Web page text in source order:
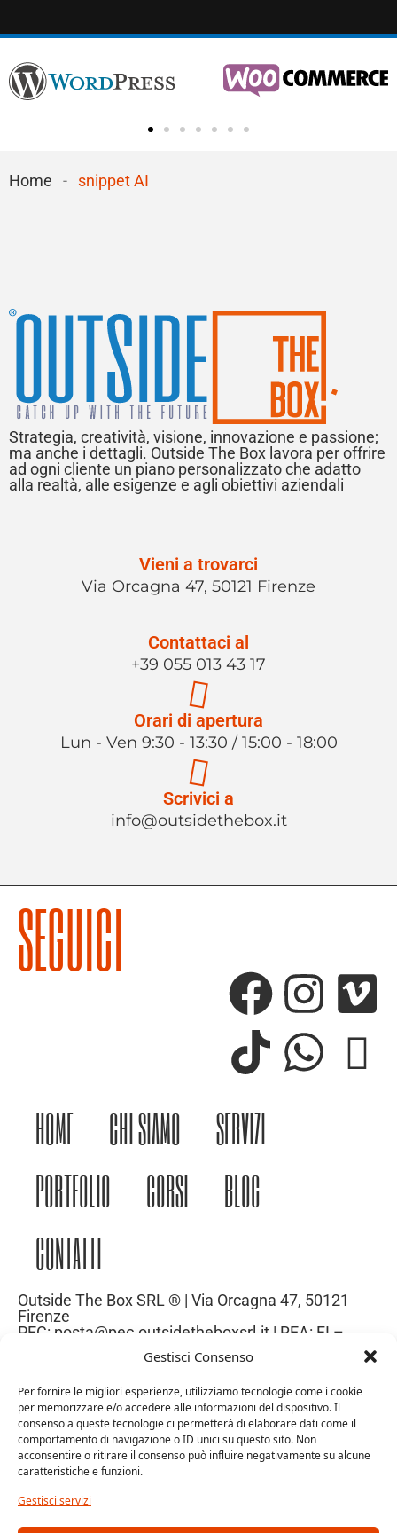
Gestisci Consenso
Per fornire le migliori esperienze, utilizziamo tecnologie come i cookie
per memorizzare e/o accedere alle informazioni del dispositivo. Il
consenso a queste tecnologie ci permetterà di elaborare dati come il
comportamento di navigazione o ID unici su questo sito. Non
acconsentire o ritirare il consenso può influire negativamente su alcune
caratteristiche e funzioni.
Gestisci servizi
Home - snippet AI
Strategia, creatività, visione, innovazione e passione;
ma anche i dettagli. Outside The Box lavora per offrire
ad ogni cliente un piano personalizzato che adatto
alla realtà, alle esigenze e agli obiettivi aziendali
Vieni a trovarci
Via Orcagna 47, 50121 Firenze
Contattaci al
+39 055 013 43 17
Orari di apertura
Lun - Ven 9:30 - 13:30 / 15:00 - 18:00
Scrivici a
info@outsidethebox.it
HOME CHI SIAMO
SERVIZI
PORTFOLIO
CORSI
BLOG
CONTATTI
Outside The Box SRL ® | Via Orcagna 47, 50121
Firenze
PEC: posta@pec.outsidetheboxsrl.it | REA: FI –
669971| P.IVA: 06969740486
Capitale Sociale: 10.000€
SEGUICI